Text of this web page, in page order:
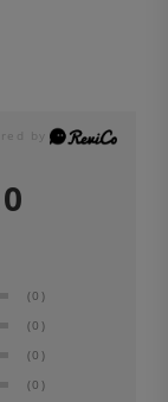
(0)
(0)
(0)
(0)